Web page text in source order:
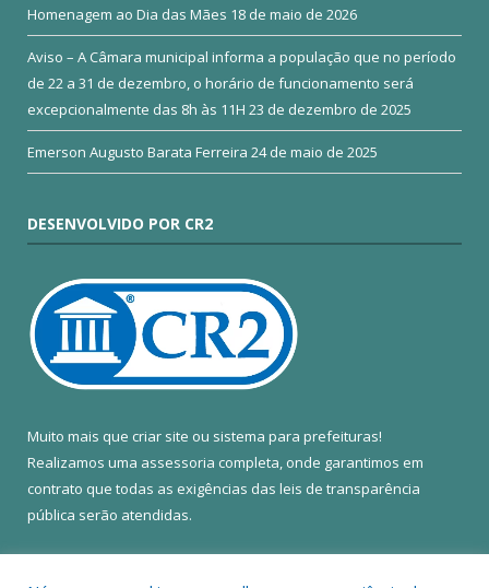
Homenagem ao Dia das Mães 18 de maio de 2026
Aviso – A Câmara municipal informa a população que no período
de 22 a 31 de dezembro, o horário de funcionamento será
excepcionalmente das 8h às 11H 23 de dezembro de 2025
Emerson Augusto Barata Ferreira 24 de maio de 2025
DESENVOLVIDO POR CR2
Muito mais que criar site ou sistema para prefeituras!
Realizamos uma assessoria completa, onde garantimos em
contrato que todas as exigências das leis de transparência
pública serão atendidas.